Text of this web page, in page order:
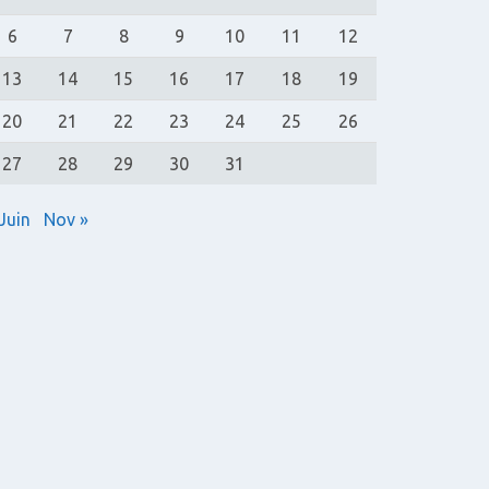
6 7 8 9 10 11 12
13 14 15 16 17 18 19
20 21 22 23 24 25 26
27 28 29 30 31
Nov »